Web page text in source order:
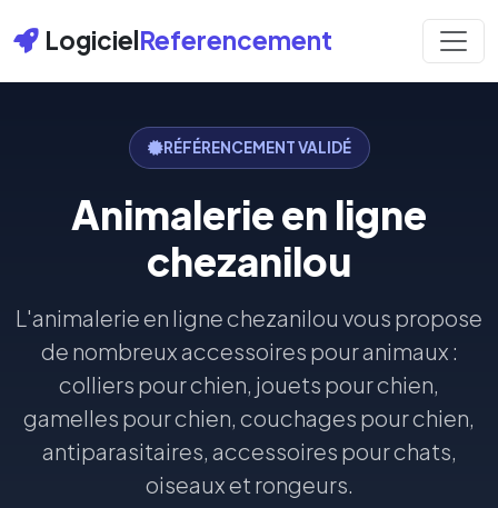
LogicielReferencement
RÉFÉRENCEMENT VALIDÉ
Animalerie en ligne
chezanilou
L'animalerie en ligne chezanilou vous propose
de nombreux accessoires pour animaux :
colliers pour chien, jouets pour chien,
gamelles pour chien, couchages pour chien,
antiparasitaires, accessoires pour chats,
oiseaux et rongeurs.